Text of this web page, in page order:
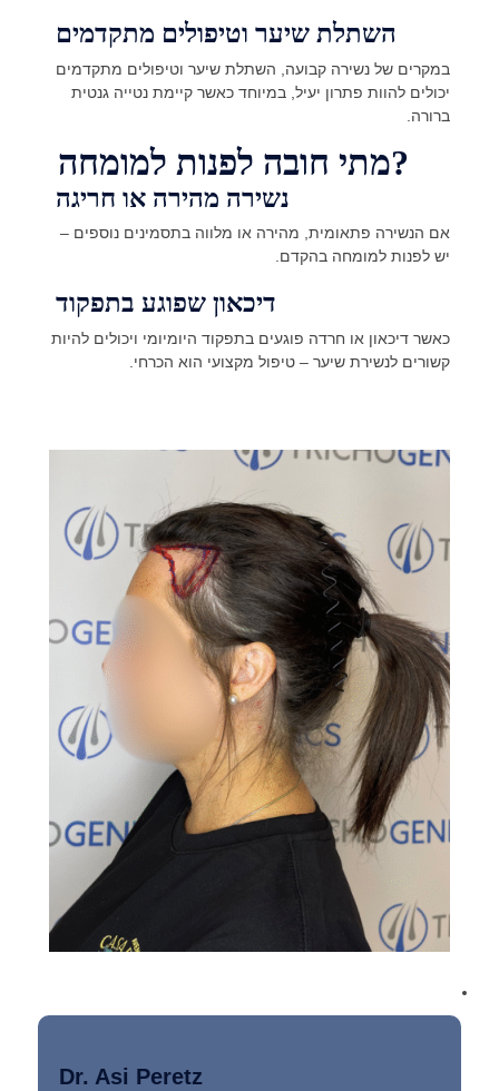
השתלת שיער וטיפולים מתקדמים
במקרים של נשירה קבועה, השתלת שיער וטיפולים מתקדמים
יכולים להוות פתרון יעיל, במיוחד כאשר קיימת נטייה גנטית
ברורה.
מתי חובה לפנות למומחה?
נשירה מהירה או חריגה
אם הנשירה פתאומית, מהירה או מלווה בתסמינים נוספים –
יש לפנות למומחה בהקדם.
דיכאון שפוגע בתפקוד
כאשר דיכאון או חרדה פוגעים בתפקוד היומיומי ויכולים להיות
קשורים לנשירת שיער – טיפול מקצועי הוא הכרחי.
Dr. Asi Peretz